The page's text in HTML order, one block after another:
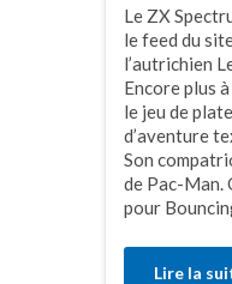
Le ZX
le feed du
l’autrichien
Encore plus
le jeu de
d’aventure
Son
de Pac-Man.
pour
Lire la